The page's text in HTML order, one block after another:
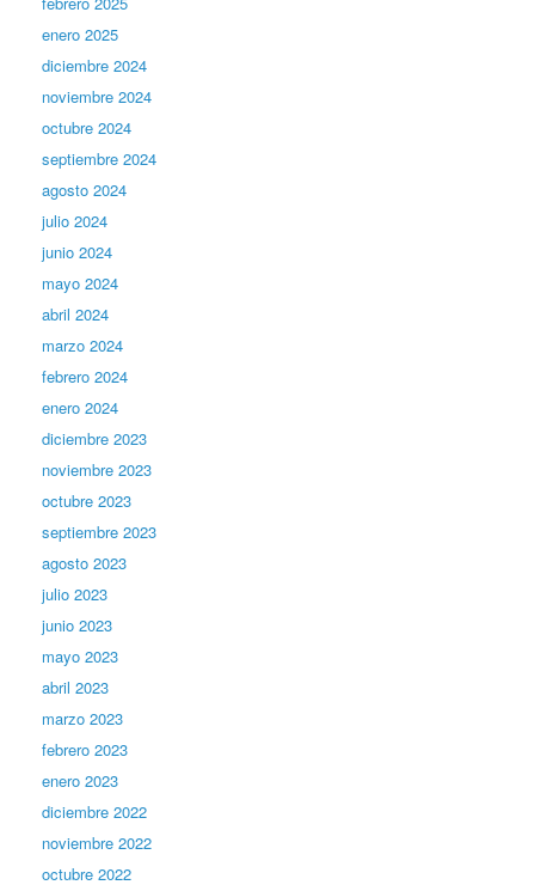
enero 2025
diciembre 2024
noviembre 2024
octubre 2024
septiembre 2024
agosto 2024
julio 2024
junio 2024
mayo 2024
abril 2024
marzo 2024
febrero 2024
enero 2024
diciembre 2023
noviembre 2023
octubre 2023
septiembre 2023
agosto 2023
julio 2023
junio 2023
mayo 2023
abril 2023
marzo 2023
febrero 2023
enero 2023
diciembre 2022
noviembre 2022
octubre 2022